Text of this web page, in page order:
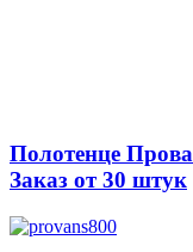
Полотенце
Заказ от 30 штук